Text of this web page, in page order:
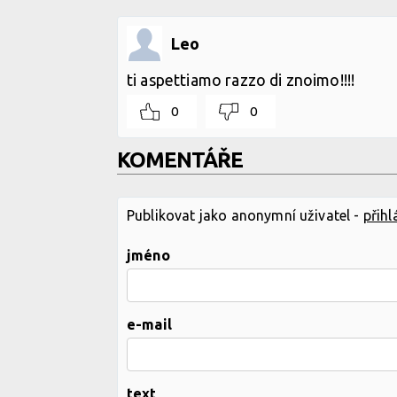
Leo
ti aspettiamo razzo di znoimo!!!!
0 0
KOMENTÁŘE
Publikovat jako anonymní uživatel -
jméno
e-mail
text